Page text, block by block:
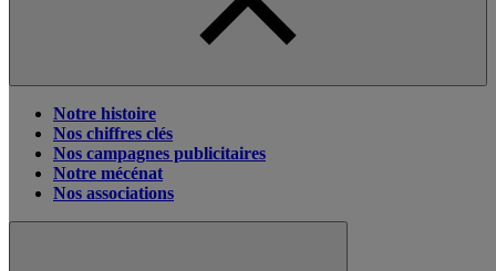
Notre histoire
Nos chiffres clés
Nos campagnes publicitaires
Notre mécénat
Nos associations